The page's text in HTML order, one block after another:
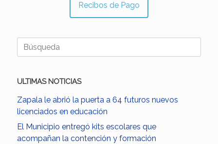
Recibos de Pago
Buscar:
ULTIMAS NOTICIAS
Zapala le abrió la puerta a 64 futuros nuevos
licenciados en educación
El Municipio entregó kits escolares que
acompañan la contención y formación